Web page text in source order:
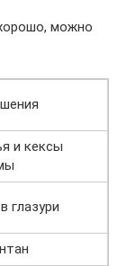
можно
и кексы
глазури